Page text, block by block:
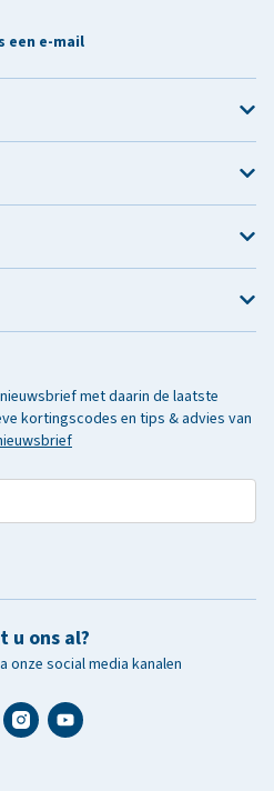
een e-mail
met daarin de laatste
kortingscodes en tips & advies van
u ons al?
onze social media kanalen